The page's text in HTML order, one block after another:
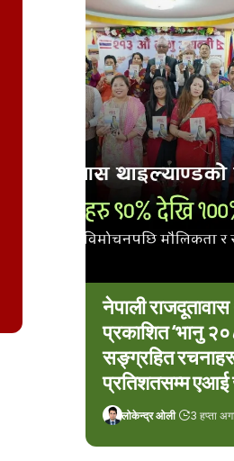
नेपाली
प्रकाशित ‘भानु
सङ्ग्रहित
प्रतिशतसम्म
लोकेन्द्र ओली 3 हप्ता